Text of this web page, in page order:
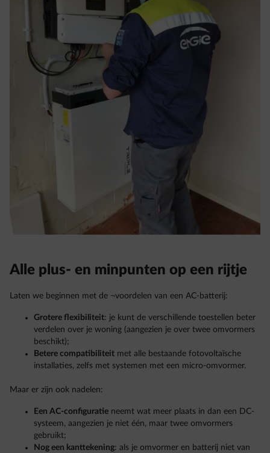
Alle plus- en minpunten op een rijtje
Laten we beginnen met de ¬voordelen van een AC-batterij:
Grotere flexibiliteit: je kunt de verschillende toestellen beter
verdelen over je woning (aangezien je over twee omvormers
beschikt);
Betere compatibiliteit met alle bestaande fotovoltaïsche
installaties, zelfs met systemen met een micro-omvormer.
Maar er zijn ook nadelen:
Een AC-configuratie neemt wat meer plaats in dan een DC-
systeem, aangezien je niet één, maar twee omvormers
gebruikt;
Nog een kanttekening: als je omvormer en batterij niet van